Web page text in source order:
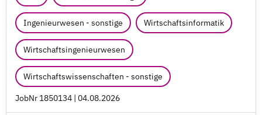
Ingenieurwesen - sonstige Wirtschaftsinformatik
Wirtschaftsingenieurwesen
Wirtschaftswissenschaften - sonstige
JobNr 1850134 | 04.08.2026